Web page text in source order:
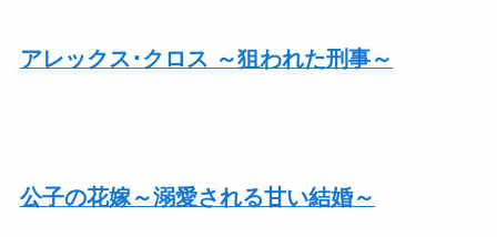
アレックス･クロス ～狙われた刑事～
公子の花嫁～溺愛される甘い結婚～